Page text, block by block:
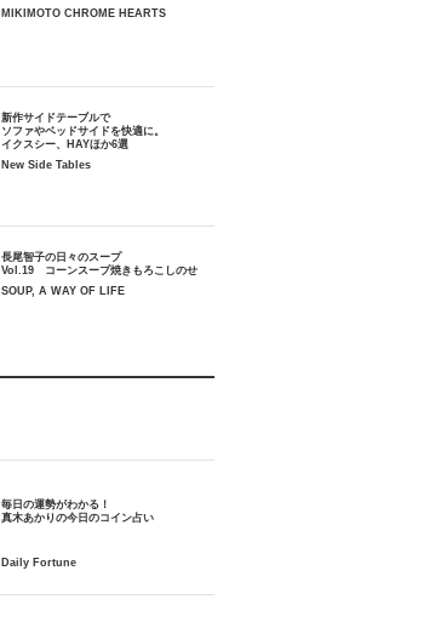
MIKIMOTO CHROME HEARTS
新作サイドテーブルで
ソファやベッドサイドを快適に。
イクスシー、HAYほか6選
New Side Tables
長尾智子の日々のスープ
Vol.19 コーンスープ焼きもろこしのせ
SOUP, A WAY OF LIFE
毎日の運勢がわかる！